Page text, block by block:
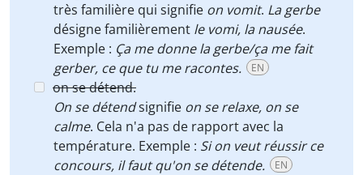
très familière qui signifie on vomit. La gerbe
désigne familièrement le vomi, la nausée.
Exemple : Ça me donne la gerbe/ça me fait
gerber, ce que tu me racontes.
EN
on se détend.
On se détendsignifie on se relaxe, on se
calme. Cela n'a pas de rapport avec la
température. Exemple : Si on veut réussir ce
concours, il faut qu'on se détende.
EN